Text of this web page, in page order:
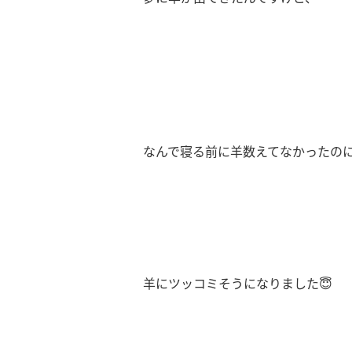
なんで寝る前に羊数えてなかったの
羊にツッコミそうになりました😇